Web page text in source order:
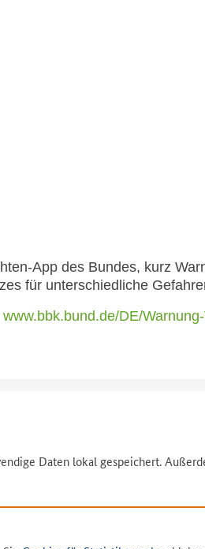
App des Bundes, kurz
für unterschiedliche
www.bbk.bund.de/DE/